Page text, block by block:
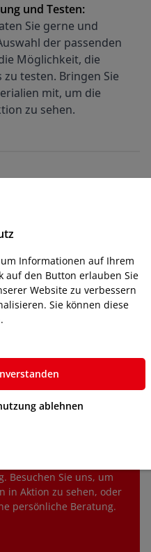
und Testen:
Sie gerne und
der passenden
Möglichkeit, die
testen. Bringen Sie
mit, um die
zu sehen.
unserer gebrauchten
6-monatigen
damit Sie Ihren Kauf
können.
Besuchen Sie uns, um
in Aktion zu sehen, oder
persönliche Beratung.
Informationen auf Ihrem
auf den Button erlauben Sie
Website zu verbessern
Sie können diese
ablehnen